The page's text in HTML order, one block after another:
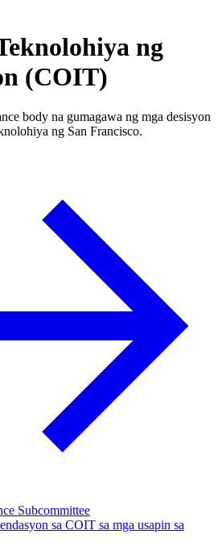
ng
(COIT)
body na gumagawa ng mga desisyon
ng San Francisco.
Subcommittee
sa COIT sa mga usapin sa